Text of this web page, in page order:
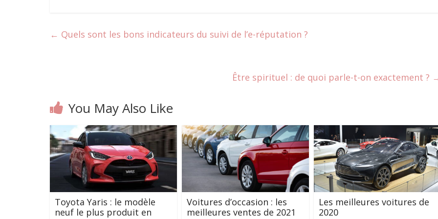
← Quels sont les bons indicateurs du suivi de l’e-réputation ?
Être spirituel : de quoi parle-t-on exactement ?
You May Also Like
Toyota Yaris : le modèle
neuf le plus produit en
Voitures d’occasion : les
meilleures ventes de 2021
Les meilleures voitures de
2020